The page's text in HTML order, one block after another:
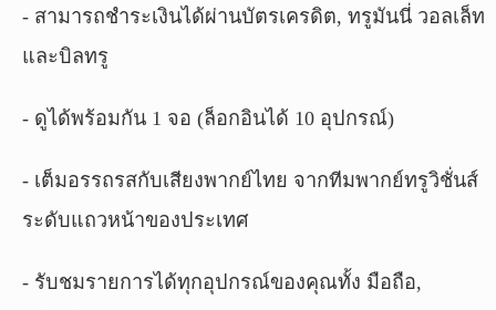
- สามารถชำระเงินได้ผ่านบัตรเครดิต, ทรูมันนี่ วอลเล็ท
และบิลทรู
- ดูได้พร้อมกัน 1 จอ (ล็อกอินได้ 10 อุปกรณ์)
- เต็มอรรถรสกับเสียงพากย์ไทย จากทีมพากย์ทรูวิชั่นส์
ระดับแถวหน้าของประเทศ
- รับชมรายการได้ทุกอุปกรณ์ของคุณทั้ง มือถือ,